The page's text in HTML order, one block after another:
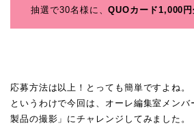
抽選で30名様に、QUOカード1,000
応募方法は以上！とっても簡単ですよね。
というわけで今回は、オーレ編集室メン
製品の撮影」にチャレンジしてみました。